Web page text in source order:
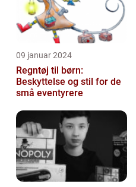
09 januar 2024
Regntøj til børn:
Beskyttelse og stil for de
små eventyrere